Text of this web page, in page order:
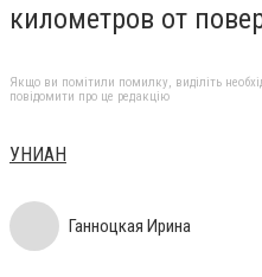
километров от
Якщо ви помітили помилку, виділіть
повідомити про це редакцію
УНИАН
Ганноцкая Ирина